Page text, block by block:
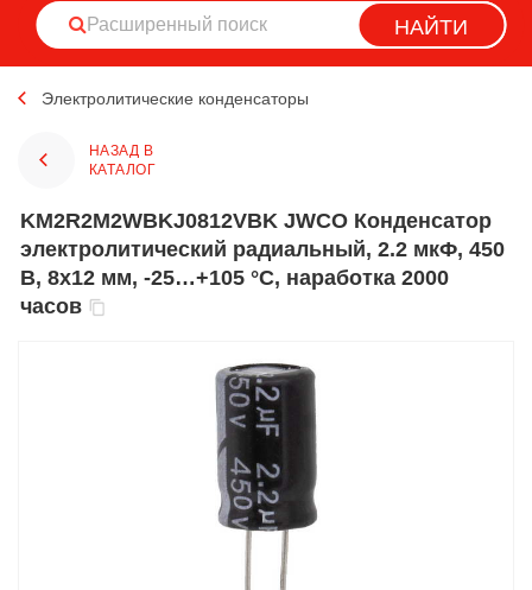
НАЙТИ
Электролитические конденсаторы
НАЗАД В
КАТАЛОГ
KM2R2M2WBKJ0812VBK JWCO Конденсатор
электролитический радиальный, 2.2 мкФ, 450
В, 8х12 мм, -25…+105 °C, наработка 2000
часов